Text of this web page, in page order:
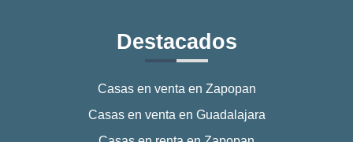
Destacados
Casas en venta en Zapopan
Casas en venta en Guadalajara